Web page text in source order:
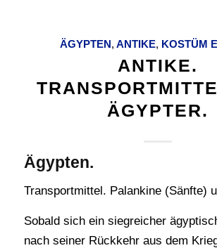
ÄGYPTEN,ANTIKE, KOSTÜM
ANTIKE.
ÄGYPTER.
Ägypten.
Transportmittel. Palankine (Sänfte)
Sobald sich ein siegreicher
nach seiner Rückkehr aus dem